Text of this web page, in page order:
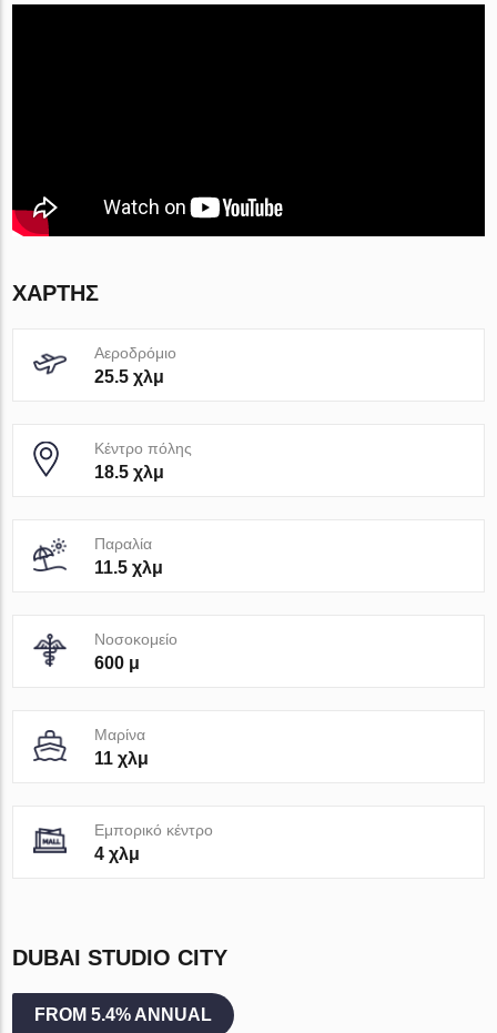
ΧΆΡΤΗΣ
Αεροδρόμιο
25.5 χλμ
Κέντρο πόλης
18.5 χλμ
Παραλία
11.5 χλμ
Νοσοκομείο
600 μ
Μαρίνα
11 χλμ
Εμπορικό κέντρο
4 χλμ
DUBAI STUDIO CITY
FROM 5.4% ANNUAL